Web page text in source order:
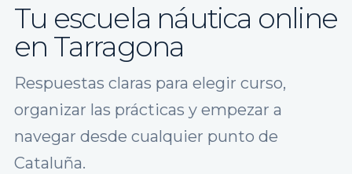
Tu escuela náutica online
en Tarragona
Respuestas claras para elegir curso,
organizar las prácticas y empezar a
navegar desde cualquier punto de
Cataluña.